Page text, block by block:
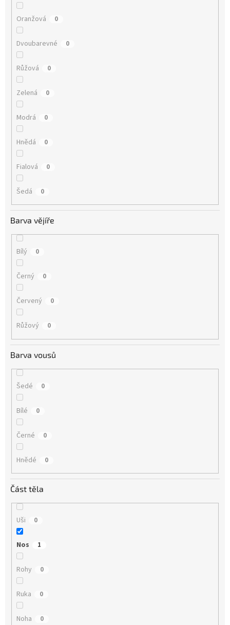
Oranžová 0
Dvoubarevné 0
Růžová 0
Zelená 0
Modrá 0
Hnědá 0
Fialová 0
Šedá 0
Barva vějíře
Bílý 0
Černý 0
Červený 0
Růžový 0
Barva vousů
Šedé 0
Bílé 0
Černé 0
Hnědé 0
Část těla
Uši 0
Nos 1
Rohy 0
Ruka 0
Noha 0